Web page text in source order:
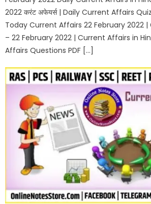
2022 करंट अफेयर्स | Daily Current Affairs
Today Current Affairs 22 February 2022
– 22 February 2022 | Current Affairs in
Affairs Questions PDF […]